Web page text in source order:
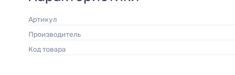
Артикул
Производитель
Код товара